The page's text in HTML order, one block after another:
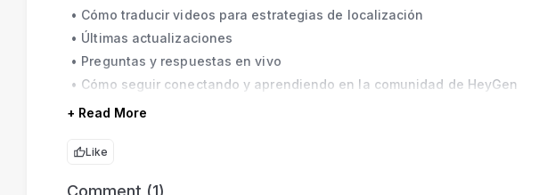
Cómo traducir videos para estrategias de localización
Últimas actualizaciones
Preguntas y respuestas en vivo
Cómo seguir conectando y aprendiendo en la comunidad de HeyGen
+ Read More
Like
Comment (1)